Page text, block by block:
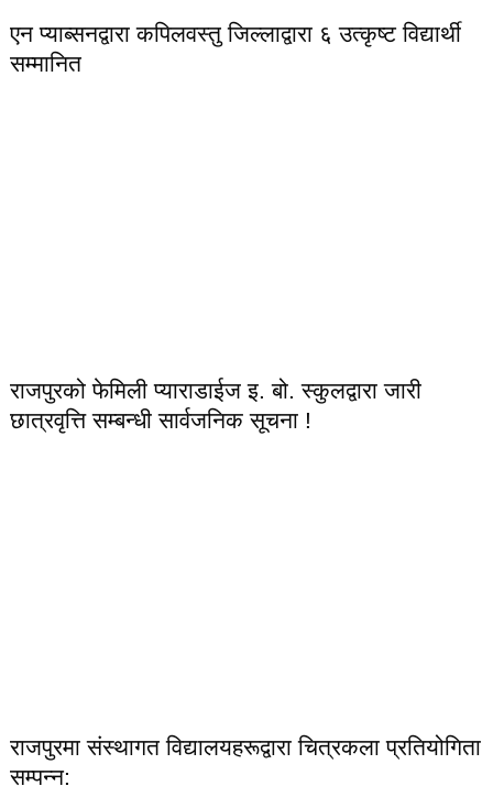
एन प्याब्सनद्वारा कपिलवस्तु जिल्लाद्वारा ६ उत्कृष्ट विद्यार्थी
सम्मानित
राजपुरको फेमिली प्याराडाईज इ. बो. स्कुलद्वारा जारी
छात्रवृत्ति सम्बन्धी सार्वजनिक सूचना !
राजपुरमा संस्थागत विद्यालयहरूद्वारा चित्रकला प्रतियोगिता
सम्पन्न: